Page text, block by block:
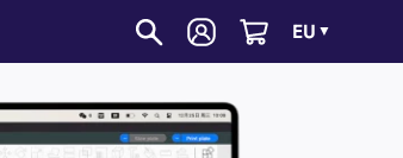
EU ▼